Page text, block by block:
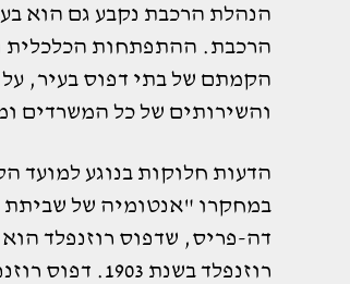
הנהלת הרכבת נקבע גם הוא
הרכבת. ההתפתחות הכלכלית
הקמתם של בתי דפוס בעיר,
והשירותים של כל המשרדים
הדעות חלוקות בנוגע למועד
דה-פריס, שדפוס רוזנפלד הוא
רוזנפלד בשנת